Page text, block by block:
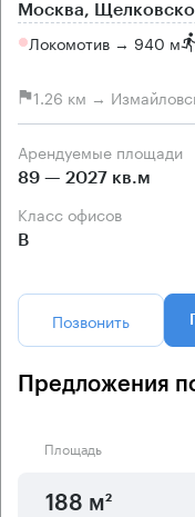
Москва,
Локомотив → 940 м
1.26 км →
Арендуемые площади
89 — 2027 кв.м
Класс офисов
B
Позвонить
Предложения
Площадь
188 м²